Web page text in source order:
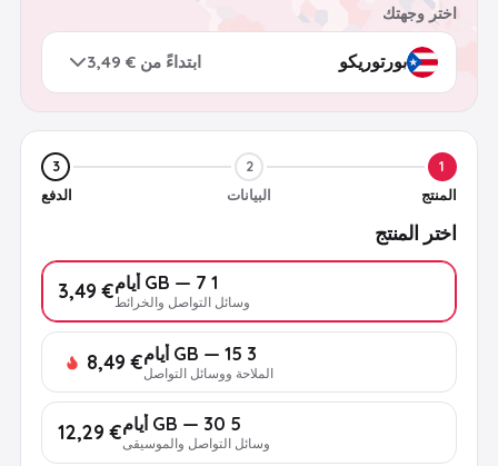
اختر وجهتك
ابتداءً من € 3,49
1
المنتج
2
البيانات
3
الدفع
اختر المنتج
1 GB — 7 أيام
وسائل التواصل والخرائط € 3,49
3 GB — 15 أيام
الملاحة ووسائل التواصل€ 8,49
5 GB — 30 أيام
وسائل التواصل والموسيقى€ 12,29